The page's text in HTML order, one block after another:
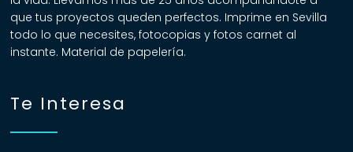
que tus proyectos queden perfectos. Imprime en Sevilla
todo lo que necesites, fotocopias y fotos carnet al
instante. Material de papelería.
Te Interesa